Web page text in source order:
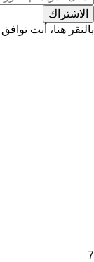
الاشتراك
بالنقر هنا، أنت
7